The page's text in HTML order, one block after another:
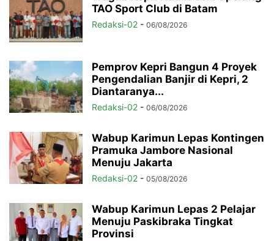
TAO Sport Club di Batam
Redaksi-02 - 06/08/2026
Pemprov Kepri Bangun 4 Proyek
Pengendalian Banjir di Kepri, 2
Diantaranya...
Redaksi-02 - 06/08/2026
Wabup Karimun Lepas Kontingen
Pramuka Jambore Nasional
Menuju Jakarta
Redaksi-02 - 05/08/2026
Wabup Karimun Lepas 2 Pelajar
Menuju Paskibraka Tingkat
Provinsi